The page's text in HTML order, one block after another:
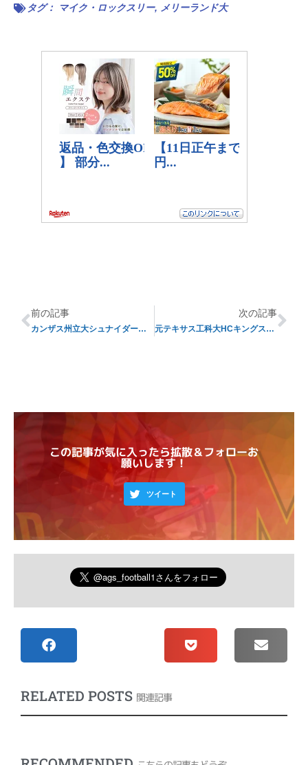
タグ： マイク・ロックスリー, メリーランド大
前の記事
カンザス州立大シュナイダー監督が引退へ
次の記事
元テキサス工科大HCキングスバリー氏がUSCのOCに就任
この記事が気に入ったら拡散＆フォローお
願いします！
ツイート
RELATED POSTS 関連記事